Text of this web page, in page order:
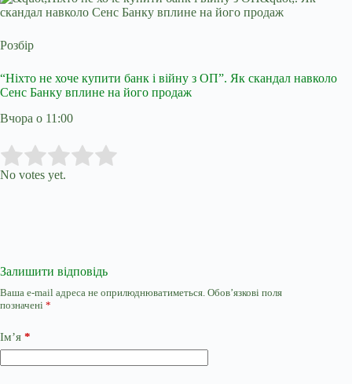
Розбір
“Ніхто не хоче купити банк і війну з ОП”. Як скандал навколо
Сенс Банку вплине на його продаж
Вчора о 11:00
Rate this item:
No votes yet.
Залишити відповідь
Ваша e-mail адреса не оприлюднюватиметься. Обов’язкові поля
позначені *
Ім’я *